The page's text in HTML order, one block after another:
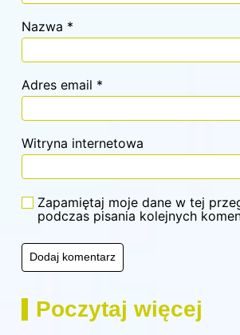
Nazwa *
Adres email *
Witryna internetowa
Zapamiętaj moje dane w tej
podczas pisania kolejnych
Poczytaj więcej